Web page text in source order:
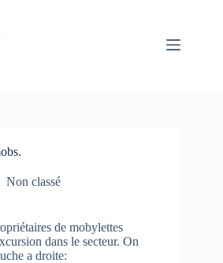
Non classé
de mobylettes
dans le secteur. On
a droite: